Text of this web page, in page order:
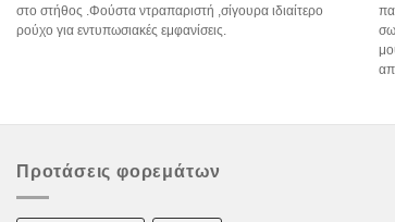
στο στήθος .Φούστα ντραπαριστή ,σίγουρα ιδιαίτερο
ρούχο για εντυπωσιακές εμφανίσεις.
Προτάσεις φορεμάτων